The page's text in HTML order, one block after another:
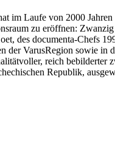
im Laufe von 2000
zu eröffnen:
des documenta-Chefs
der VarusRegion sowie in
reich bebilderter
Republik,